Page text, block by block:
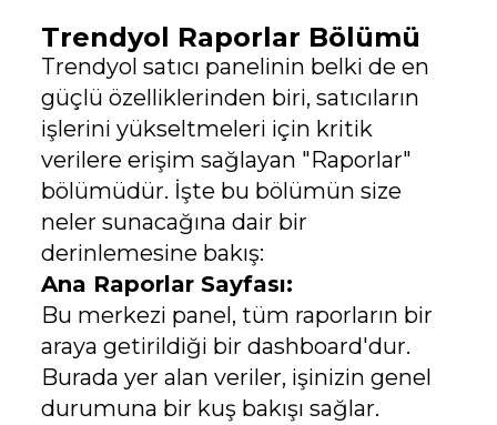
Trendyol Raporlar Bölümü
Trendyol satıcı panelinin belki de en
güçlü özelliklerinden biri, satıcıların
işlerini yükseltmeleri için kritik
verilere erişim sağlayan "Raporlar"
bölümüdür. İşte bu bölümün size
neler sunacağına dair bir
derinlemesine bakış:
Ana Raporlar Sayfası:
Bu merkezi panel, tüm raporların bir
araya getirildiği bir dashboard'dur.
Burada yer alan veriler, işinizin genel
durumuna bir kuş bakışı sağlar.